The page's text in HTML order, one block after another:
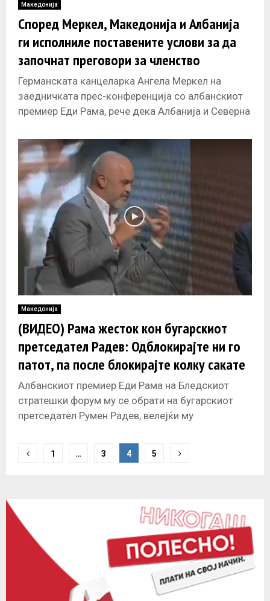
Македонија
Според Меркел, Македонија и Албанија
ги исполниле поставените услови за да
започнат преговори за членство
Германската канцеларка Ангела Меркел на
заедничката прес-конференција со албанскиот
премиер Еди Рама, рече дека Албанија и Северна
преговори за
Македонија
(ВИДЕО) Рама жесток кон бугарскиот
претседател Радев: Одблокирајте ни го
патот, па после блокирајте колку сакате
Албанскиот премиер Еди Рама на Бледскиот
стратешки форум му се обрати на бугарскиот
претседател Румен Радев, велејќи му
t
1 … 3 4 5